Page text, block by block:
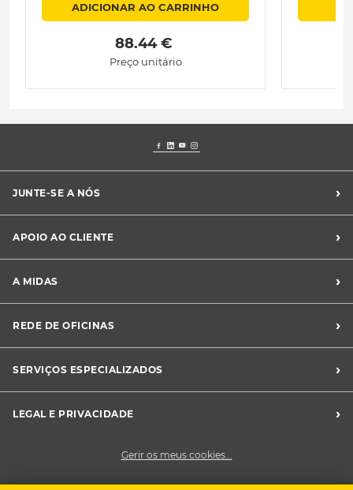
ADICIONAR AO CARRINHO
88.44 €
Preço unitário
JUNTE-SE A NÓS ›
Franchising Midas
APOIO AO CLIENTE ›
Livro de Reclamações
Canal de Denúncias
Perguntas Frequentes
A MIDAS ›
Sustentabilidade
Notícias Midas
REDE DE OFICINAS ›
SERVIÇOS ESPECIALIZADOS
›
LEGAL E PRIVACIDADE
›
Cookies
Gerir os meus cookies...